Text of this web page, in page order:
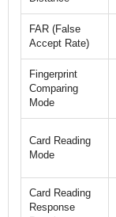
FAR (False
Accept Rate)
Fingerprint
Comparing
Mode
Card Reading
Mode
Card Reading
Response